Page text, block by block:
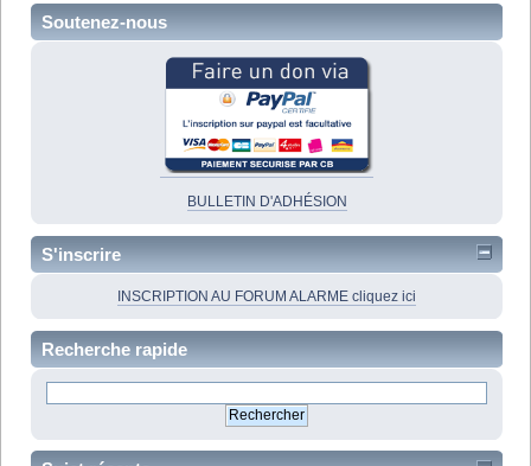
Soutenez-nous
BULLETIN D'ADHÉSION
S'inscrire
INSCRIPTION AU FORUM ALARME cliquez ici
Recherche rapide